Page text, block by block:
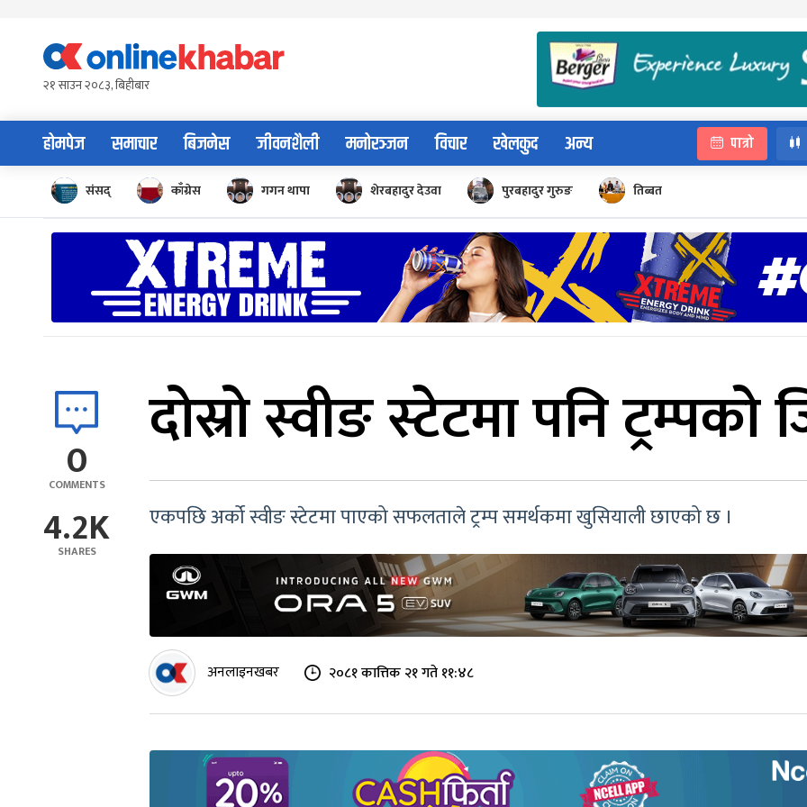
content२१ साउन २०८३, बिहीबार
होमपेज समाचार बिजनेस जीवनशैली मनोरञ्जन विचार खेलकुद अन्य पात्रो
संसद् काँग्रेस गगन थापा शेरबहादुर देउवा पुरबहादुर गुरुङ तिब्बत
0
COMMENTS
4.2K
SHARES
दोस्रो स्वीङ स्टेटमा पनि ट्रम्पको
एकपछि अर्को स्वीङ स्टेटमा पाएको सफलताले ट्रम्प समर्थकमा खुसियाली छाएको छ ।
अनलाइनखबर २०८१ कात्तिक २१ गते ११:४८